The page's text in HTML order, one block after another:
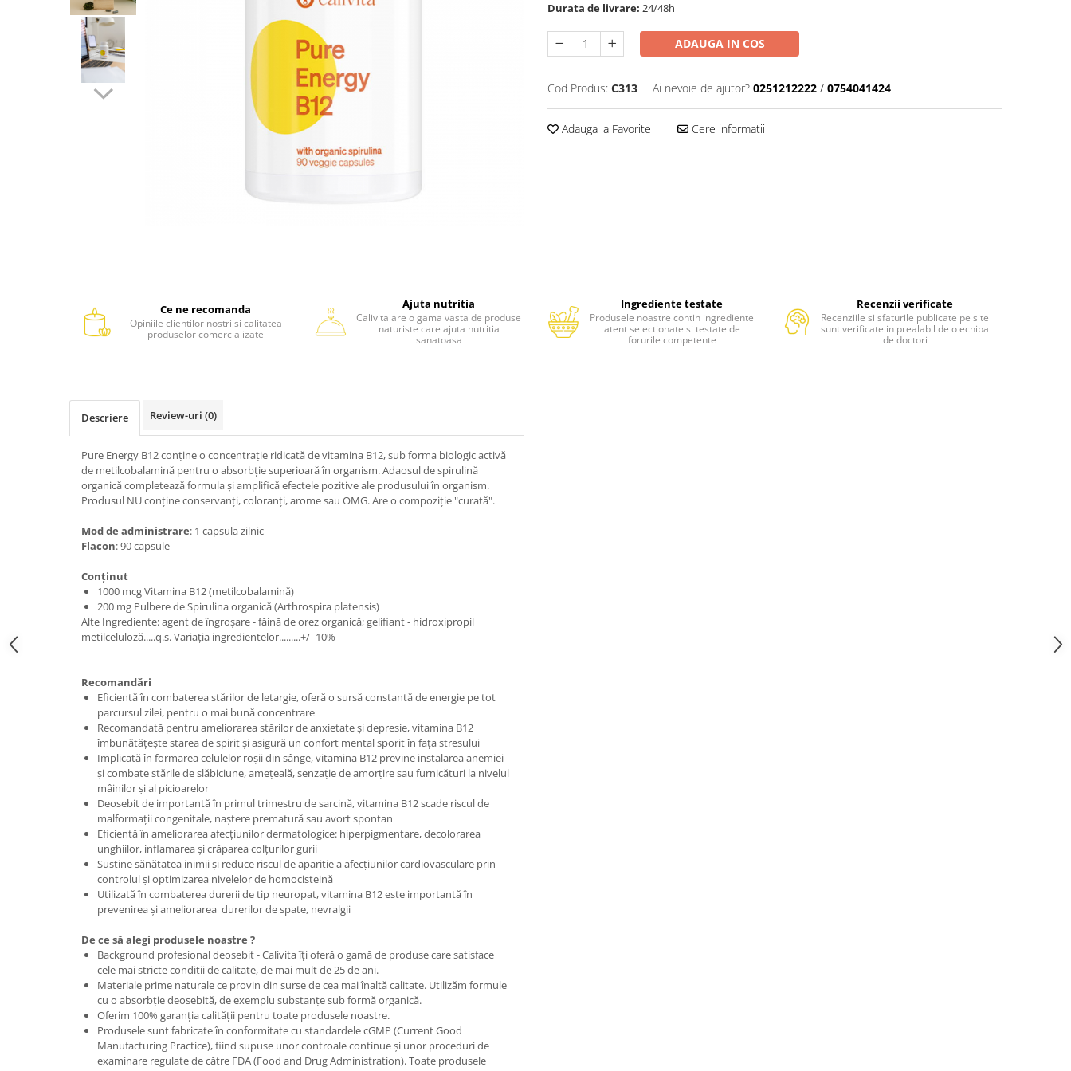
Durata de livrare: 24/48h
ADAUGA IN COS
Cod Produs: C313 Ai nevoie de ajutor? 0251212222 / 0754041424
Adauga la Favorite Cere informatii
Ce ne recomanda
Opiniile clientilor nostri si calitatea
produselor comercializate
Ajuta nutritia
Calivita are o gama vasta de produse
naturiste care ajuta nutritia
sanatoasa
Ingrediente testate
Produsele noastre contin ingrediente
atent selectionate si testate de
forurile competente
Recenzii verificate
Recenziile si sfaturile publicate pe site
sunt verificate in prealabil de o echipa
de doctori
Descriere Review-uri (0)
Pure Energy B12 conţine o concentraţie ridicată de vitamina B12, sub forma biologic activă
de metilcobalamină pentru o absorbţie superioară în organism. Adaosul de spirulină
organică completează formula şi amplifică efectele pozitive ale produsului în organism.
Produsul NU conține conservanți, coloranți, arome sau OMG. Are o compoziţie "curată".
Mod de administrare: 1 capsula zilnic
Flacon: 90 capsule
Conţinut
1000 mcg Vitamina B12 (metilcobalamină)
200 mg Pulbere de Spirulina organică (Arthrospira platensis)
Alte Ingrediente: agent de îngroşare - făină de orez organică; gelifiant - hidroxipropil
metilceluloză.....q.s. Variaţia ingredientelor.........+/- 10%
Recomandări
Eficientă în combaterea stărilor de letargie, oferă o sursă constantă de energie pe tot
parcursul zilei, pentru o mai bună concentrare
Recomandată pentru ameliorarea stărilor de anxietate şi depresie, vitamina B12
îmbunătăţeşte starea de spirit şi asigură un confort mental sporit în faţa stresului
Implicată în formarea celulelor roşii din sânge, vitamina B12 previne instalarea anemiei
şi combate stările de slăbiciune, ameţeală, senzaţie de amorţire sau furnicături la nivelul
mâinilor şi al picioarelor
Deosebit de importantă în primul trimestru de sarcină, vitamina B12 scade riscul de
malformaţii congenitale, naştere prematură sau avort spontan
Eficientă în ameliorarea afecţiunilor dermatologice: hiperpigmentare, decolorarea
unghiilor, inflamarea şi crăparea colţurilor gurii
Susţine sănătatea inimii şi reduce riscul de apariţie a afecţiunilor cardiovasculare prin
controlul și optimizarea nivelelor de homocisteină
Utilizată în combaterea durerii de tip neuropat, vitamina B12 este importantă în
prevenirea şi ameliorarea durerilor de spate, nevralgii
De ce să alegi produsele noastre ?
Background profesional deosebit - Calivita îţi oferă o gamă de produse care satisface
cele mai stricte condiţii de calitate, de mai mult de 25 de ani.
Materiale prime naturale ce provin din surse de cea mai înaltă calitate. Utilizăm formule
cu o absorbţie deosebită, de exemplu substanţe sub formă organică.
Oferim 100% garanţia calităţii pentru toate produsele noastre.
Produsele sunt fabricate în conformitate cu standardele cGMP (Current Good
Manufacturing Practice), fiind supuse unor controale continue şi unor proceduri de
examinare regulate de către FDA (Food and Drug Administration). Toate produsele